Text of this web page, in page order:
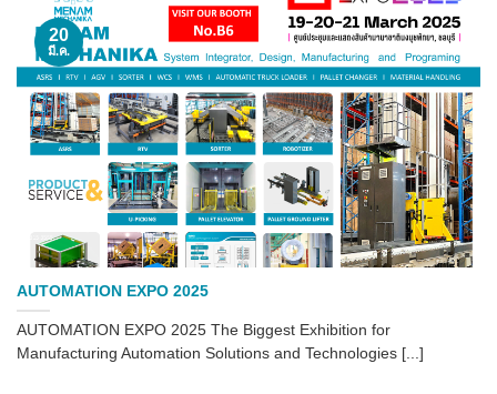
AUTOMATION EXPO 2025
AUTOMATION EXPO 2025 The Biggest Exhibition for
Manufacturing Automation Solutions and Technologies [...]
20
มี.ค.